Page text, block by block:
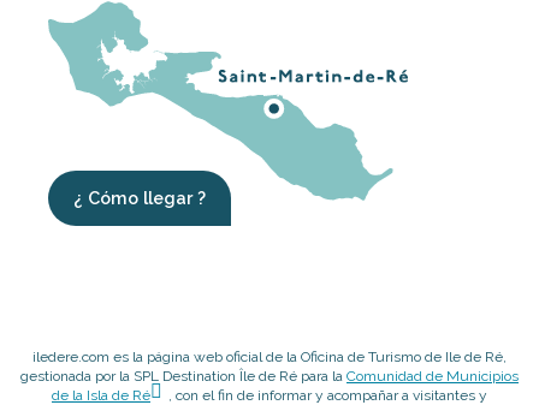
¿ Cómo llegar ?
iledere.com es la página web oficial de la Oficina de Turismo de Ile de Ré,
gestionada por la SPL Destination Île de Ré para la Comunidad de Municipios
de la Isla de Ré
, con el fin de informar y acompañar a visitantes y